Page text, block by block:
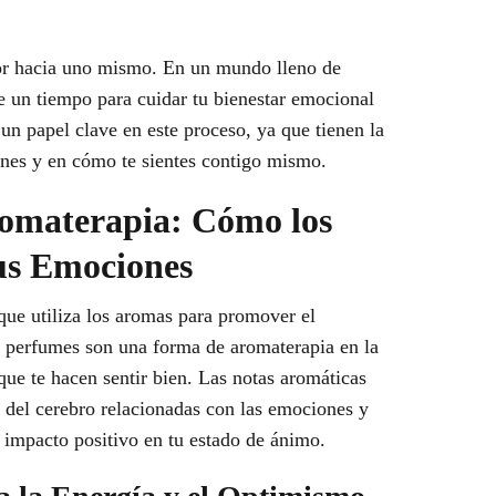
hacia uno mismo. En un mundo lleno de
un tiempo para cuidar tu bienestar emocional
papel clave en este proceso, ya que tienen la
y en cómo te sientes contigo mismo.
Cómo los
Emociones
utiliza los aromas para promover el
son una forma de aromaterapia en la
te hacen sentir bien. Las notas aromáticas
cerebro relacionadas con las emociones y
positivo en tu estado de ánimo.